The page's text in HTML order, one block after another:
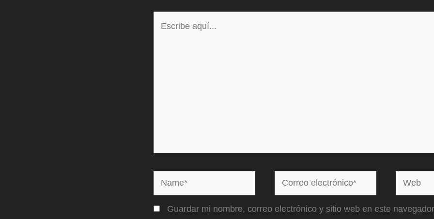
Name*
Correo
electrónico*
Web
Guardar mi nombre, correo electrónico y sitio web en este